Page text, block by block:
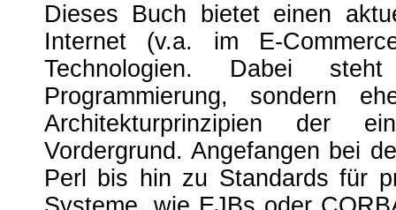
Dieses Buch bietet einen
Internet (v.a. im E-
Technologien. Dabei
Programmierung, sondern
Architekturprinzipien der
Vordergrund. Angefangen bei
Perl bis hin zu Standards für